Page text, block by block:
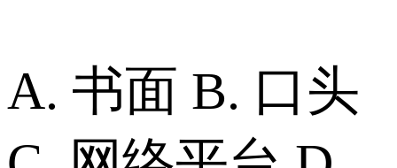
A. 书面 B. 口头